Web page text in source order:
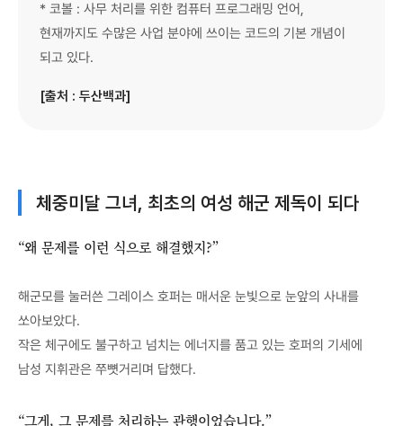
* 코볼 : 사무 처리를 위한 컴퓨터 프로그래밍 언어,
현재까지도 수많은 사업 분야에 쓰이는 코드의 기본 개념이
되고 있다.
[출처 : 두산백과]
체중미달 그녀, 최초의 여성 해군 제독이 되다
“왜 문제를 이런 식으로 해결했지?”
해군모를 눌러쓴 그레이스 호퍼는 매서운 눈빛으로 눈앞의 사내를
쏘아보았다.
작은 체구에도 불구하고 넘치는 에너지를 품고 있는 호퍼의 기세에
남성 지휘관은 쭈뼛거리며 답했다.
“그게, 그 문제를 처리하는 관행이었습니다.”